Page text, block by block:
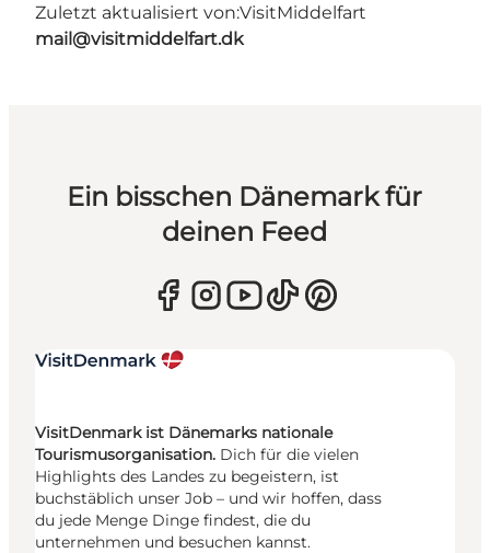
Zuletzt aktualisiert von:VisitMiddelfart
mail@visitmiddelfart.dk
Ein bisschen Dänemark für
deinen Feed
VisitDenmark ist Dänemarks nationale
Tourismusorganisation. Dich für die vielen
Highlights des Landes zu begeistern, ist
buchstäblich unser Job – und wir hoffen, dass
du jede Menge Dinge findest, die du
unternehmen und besuchen kannst.